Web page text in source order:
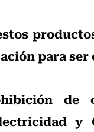
para ser
de
y